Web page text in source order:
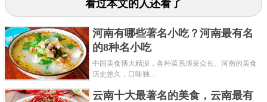
详细介绍：武士刀其实并不是有日本人所设计，
起源于唐朝的唐横刀，这种刀在早期的冷兵器时代是
享有非常好的口碑的，也是日本最具代表性的军刀。
关键字：著名 军刀
看过本文的人还看了
河南有哪些著名小吃？河南最有名
的8种名小吃
中国美食博大精深，各种菜系博采众长。河南的美食
历史悠久，口味独...
云南十大最著名的美食，云南最有